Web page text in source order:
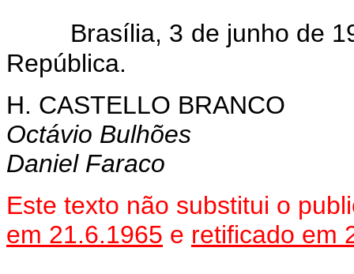
Brasília, 3 de junho de
República.
H. CASTELLO BRANCO
Octávio Bulhões
Daniel Faraco
Este texto não substitui o
em 21.6.1965 e retificado em